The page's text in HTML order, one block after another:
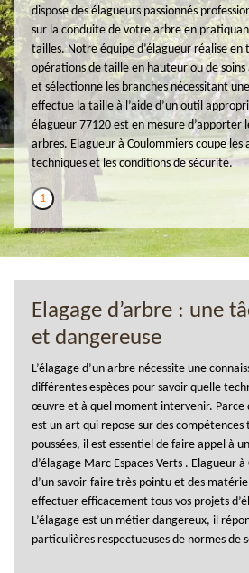
dispose des élagueurs passionnés
sur la conduite de votre arbre en
tailles. Notre équipe d’élagueur réalise en
opérations de taille en hauteur ou de soins
et sélectionne les branches nécessitant
effectue la taille à l’aide d’un outil
élagueur 77120 est en mesure d’apporter
arbres. Elagueur à Coulommiers coupe les
techniques et les conditions de sécurité.
1
Elagage d’arbre : une
et dangereuse
L’élagage d’un arbre nécessite une
différentes espèces pour savoir quelle
œuvre et à quel moment intervenir. Parce
est un art qui repose sur des compétences
poussées, il est essentiel de faire appel à
d’élagage Marc Espaces Verts . Elagueur
d’un savoir-faire très pointu et des
effectuer efficacement tous vos projets
L’élagage est un métier dangereux, il
particulières respectueuses de normes de